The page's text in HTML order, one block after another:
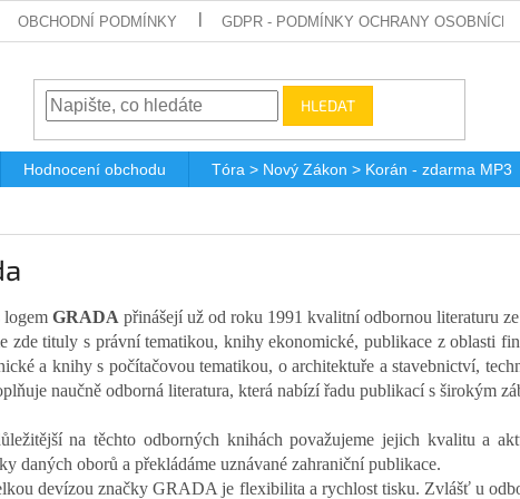
OBCHODNÍ PODMÍNKY GDPR - PODMÍNKY OCHRANY OSOBNÍCH
HLEDAT
Hodnocení obchodu Tóra > Nový Zákon > Korán - zdarma MP3
GRADA přinášejí už od roku 1991 kvalitní odbornou literaturu
zde tituly s právní tematikou, knihy ekonomické, publikace z oblasti
a knihy s počítačovou tematikou, o architektuře a stavebnictví,
naučně odborná literatura, která nabízí řadu publikací s širokým
na těchto odborných knihách považujeme jejich kvalitu a
daných oborů a překládáme uznávané zahraniční publikace.
devízou značky GRADA je flexibilita a rychlost tisku. Zvlášť u